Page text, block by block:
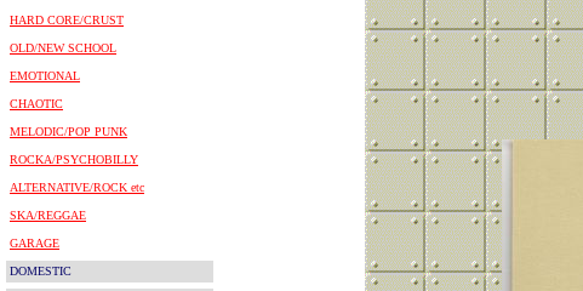
HARD CORE/CRUST
OLD/NEW SCHOOL
EMOTIONAL
CHAOTIC
MELODIC/POP PUNK
ROCKA/PSYCHOBILLY
ALTERNATIVE/ROCK etc
SKA/REGGAE
GARAGE
DOMESTIC